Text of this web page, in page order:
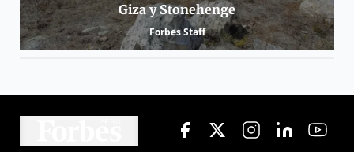
Giza y Stonehenge
Forbes Staff